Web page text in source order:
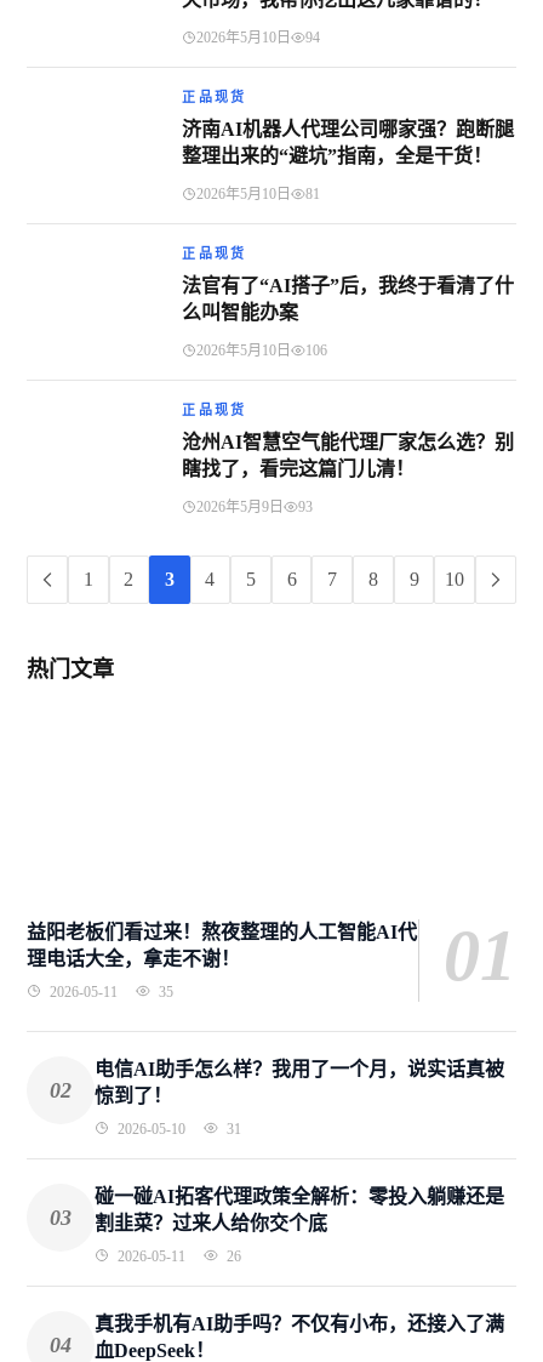
2026年5月10日 94
正品现货
济南AI机器人代理公司哪家强？跑断腿
整理出来的“避坑”指南，全是干货！
2026年5月10日 81
正品现货
法官有了“AI搭子”后，我终于看清了什
么叫智能办案
2026年5月10日 106
正品现货
沧州AI智慧空气能代理厂家怎么选？别
瞎找了，看完这篇门儿清！
2026年5月9日 93
1 2 3 4 5 6 7 8 9 10
热门文章
益阳老板们看过来！熬夜整理的人工智能AI代
理电话大全，拿走不谢！
2026-05-11 35 01
02
电信AI助手怎么样？我用了一个月，说实话真被
惊到了！
2026-05-10 31
03
碰一碰AI拓客代理政策全解析：零投入躺赚还是
割韭菜？过来人给你交个底
2026-05-11 26
04
真我手机有AI助手吗？不仅有小布，还接入了满
血DeepSeek！